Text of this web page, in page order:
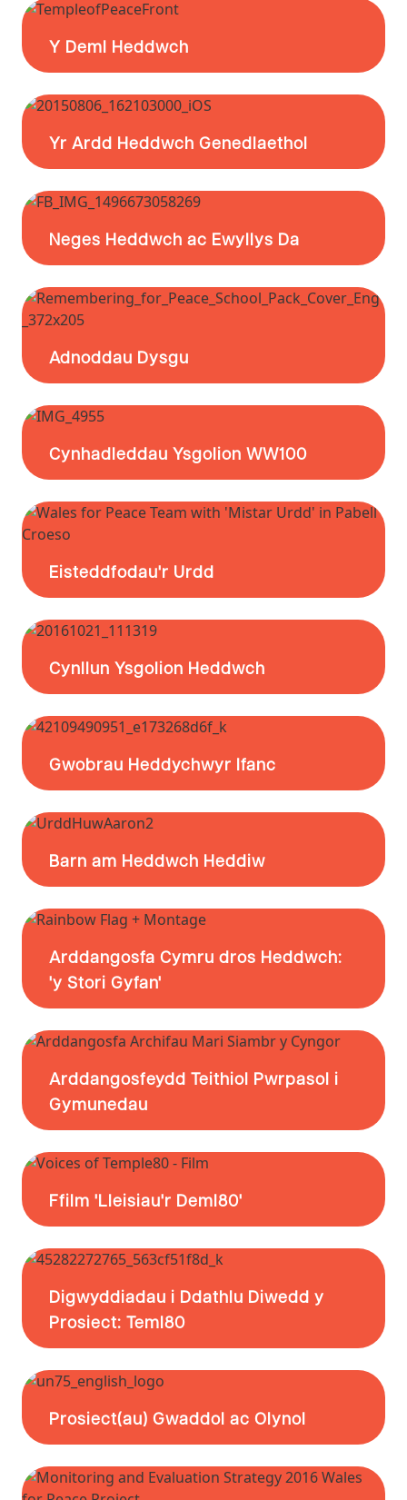
Y Deml Heddwch
Yr Ardd Heddwch Genedlaethol
Neges Heddwch ac Ewyllys Da
Adnoddau Dysgu
Cynhadleddau Ysgolion WW100
Eisteddfodau'r Urdd
Cynllun Ysgolion Heddwch
Gwobrau Heddychwyr Ifanc
Barn am Heddwch Heddiw
Arddangosfa Cymru dros Heddwch:
'y Stori Gyfan'
Arddangosfeydd Teithiol Pwrpasol i
Gymunedau
Ffilm 'Lleisiau'r Deml80'
Digwyddiadau i Ddathlu Diwedd y
Prosiect: Teml80
Prosiect(au) Gwaddol ac Olynol